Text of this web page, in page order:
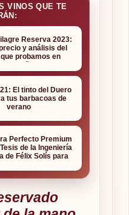
VINOS QUE TE
Reserva 2023:
y análisis del
probamos en
El tinto del Duero
tus barbacoas de
verano
Perfecto Premium
de la Ingeniería
de Félix Solís para